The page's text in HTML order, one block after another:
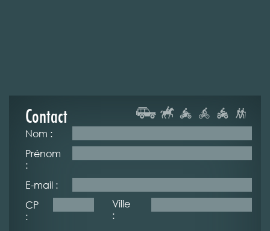
Contact
Nom :
Prénom
:
E-mail :
CP
:
Ville
: